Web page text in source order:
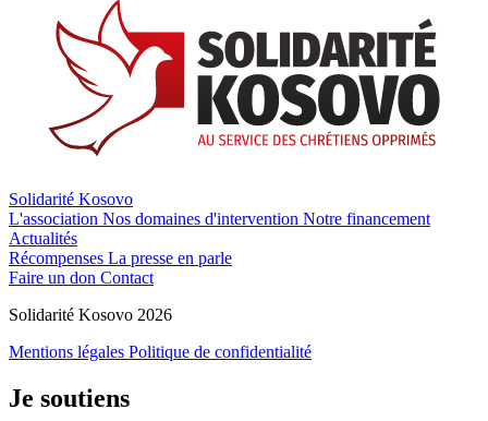
Solidarité Kosovo
L'association Nos domaines d'intervention Notre financement
Actualités
Récompenses La presse en parle
Faire un don Contact
Solidarité Kosovo 2026
Mentions légales Politique de confidentialité
Je soutiens